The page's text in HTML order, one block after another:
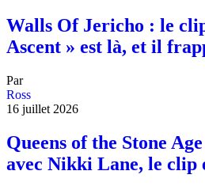
Walls Of Jericho : le
Ascent » est là, et il
Par
Ross
16 juillet 2026
Queens of the Stone
avec Nikki Lane, le clip